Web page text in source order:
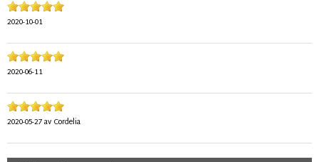
2020-10-01
2020-06-11
2020-05-27av Cordelia